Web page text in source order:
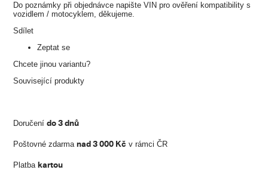
Do poznámky při objednávce napište VIN pro ověření kompatibility s
vozidlem / motocyklem, děkujeme.
Sdílet
Zeptat se
Chcete jinou variantu?
Související produkty
Doručenído 3 dnů
Poštovné zdarmanad 3 000 Kč v rámci ČR
Platba kartou